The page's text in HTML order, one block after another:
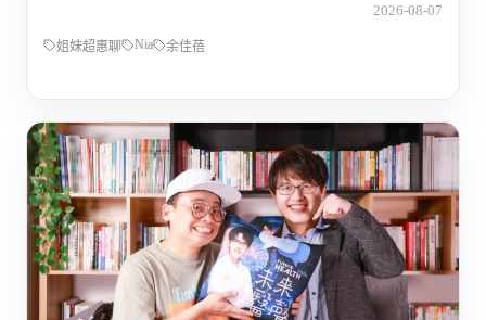
2026-08-07
姐妹超惠聊 Nia 余佳蓓